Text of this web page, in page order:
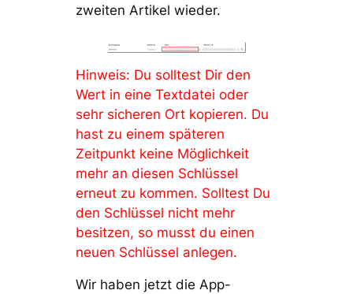
zweiten Artikel wieder.
Hinweis: Du solltest Dir den
Wert in eine Textdatei oder
sehr sicheren Ort kopieren. Du
hast zu einem späteren
Zeitpunkt keine Möglichkeit
mehr an diesen Schlüssel
erneut zu kommen. Solltest Du
den Schlüssel nicht mehr
besitzen, so musst du einen
neuen Schlüssel anlegen.
Wir haben jetzt die App-